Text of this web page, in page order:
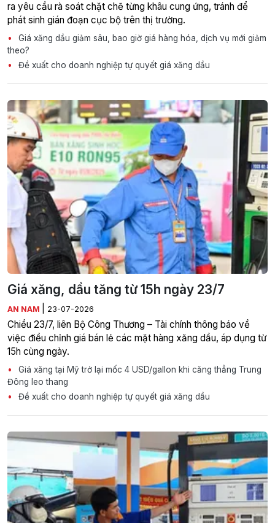
ra yêu cầu rà soát chặt chẽ từng khâu cung ứng, tránh để
phát sinh gián đoạn cục bộ trên thị trường.
Giá xăng dầu giảm sâu, bao giờ giá hàng hóa, dịch vụ mới giảm
theo?
Đề xuất cho doanh nghiệp tự quyết giá xăng dầu
Giá xăng, dầu tăng từ 15h ngày 23/7
AN NAM 23-07-2026
Chiều 23/7, liên Bộ Công Thương – Tài chính thông báo về
việc điều chỉnh giá bán lẻ các mặt hàng xăng dầu, áp dụng từ
15h cùng ngày.
Giá xăng tại Mỹ trở lại mốc 4 USD/gallon khi căng thẳng Trung
Đông leo thang
Đề xuất cho doanh nghiệp tự quyết giá xăng dầu